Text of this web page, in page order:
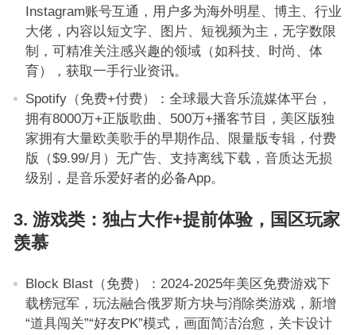
Instagram账号互通，用户多为海外明星、博主、行业
大佬，内容以短文字、图片、短视频为主，无字数限
制，可精准关注感兴趣的领域（如科技、时尚、体
育），获取一手行业资讯。
Spotify（免费+付费）：全球最大音乐流媒体平台，
拥有8000万+正版歌曲、500万+播客节目，美区版独
家拥有大量欧美歌手的早期作品、限量版专辑，付费
版（$9.99/月）无广告、支持离线下载，音质达无损
级别，是音乐爱好者的必备App。
3. 游戏类：独占大作+提前体验，国区玩家
羡慕
Block Blast（免费）：2024-2025年美区免费游戏下
载榜冠军，玩法融合俄罗斯方块与消除类游戏，新增
“道具闯关”“好友PK”模式，画面简洁治愈，关卡设计